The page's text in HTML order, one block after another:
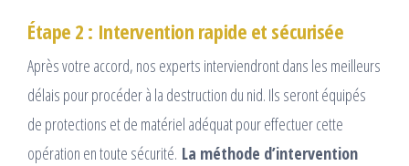
Étape 2 : Intervention rapide et sécurisée
Après votre accord, nos experts interviendront dans les meilleurs
délais pour procéder à la destruction du nid. Ils seront équipés
de protections et de matériel adéquat pour effectuer cette
opération en toute sécurité. La méthode d’intervention